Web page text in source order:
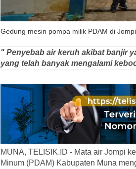
Gedung mesin pompa milik PDAM di
" Penyebab air keruh akibat banjir
yang telah banyak mengalami
MUNA, TELISIK.ID - Mata air Jompi
Minum (PDAM) Kabupaten Muna